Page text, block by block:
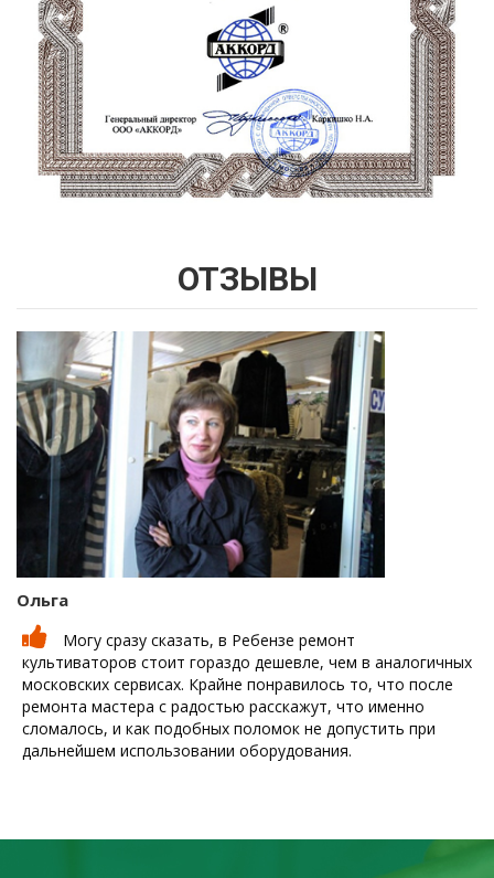
ОТЗЫВЫ
Могу сразу сказать, в Ребензе ремонт
стоит гораздо дешевле, чем в аналогичных
сервисах. Крайне понравилось то, что после
мастера с радостью расскажут, что именно
и как подобных поломок не допустить при
использовании оборудования.